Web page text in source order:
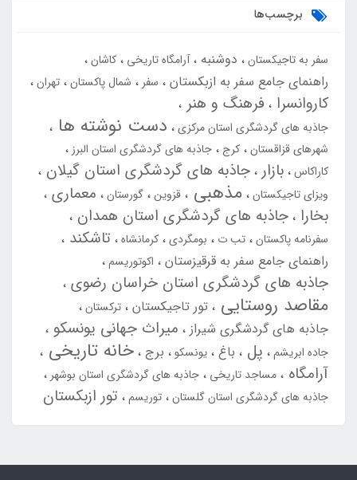
برچسب‌ها
سفر به تاجیکستان دوشنبه آرامگاه تاریخی کاشان
راهنمای جامع سفر به ازبکستان سفر شمال پاکستان تهران
کاروانسرا فرهنگ و هنر
جاذبه های گردشگری استان مرکزی دست نوشته ها
شهرهای قزاقستان کرج جاذبه های گردشگری استان البرز
کاراکاس بازار جاذبه های گردشگری استان گیلان
ویزای تاجیکستان مذهبی قزوین گورستان
معماری
بخارا جاذبه های گردشگری استان همدان
سفرنامه پاکستان تب ت بومگردی کرمانشاه تاشکند
راهنمای جامع سفر به قرقیزستان اکوتوریسم
جاذبه های گردشگری استان خراسان رضوی
مقاصد روستایی تور تاجیکستان ترکستان
جاذبه های گردشگری شیراز میراث جهانی یونسکو
جاده ابریشم پل باغ یونسکو برج خانه تاریخی
آرامگاه مساجد تاریخی
جاذبه های گردشگری استان بوشهر
جاذبه های گردشگری استان گلستان توریسم تور ازبکستان